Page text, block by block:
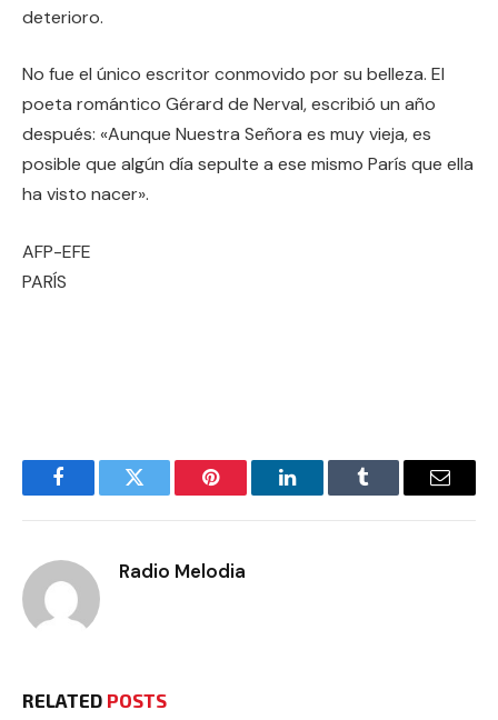
deterioro.
No fue el único escritor conmovido por su belleza. El
poeta romántico Gérard de Nerval, escribió un año
después: «Aunque Nuestra Señora es muy vieja, es
posible que algún día sepulte a ese mismo París que ella
ha visto nacer».
AFP-EFE
PARÍS
FacebookTwitter Pinterest LinkedInTumblr Email
Radio Melodia
RELATED POSTS